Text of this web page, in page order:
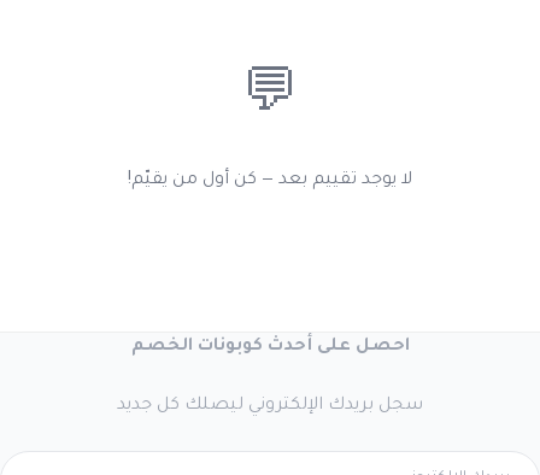
💬
لا يوجد تقييم بعد — كن أول من يقيّم!
احصل على أحدث كوبونات الخصم
سجل بريدك الإلكتروني ليصلك كل جديد